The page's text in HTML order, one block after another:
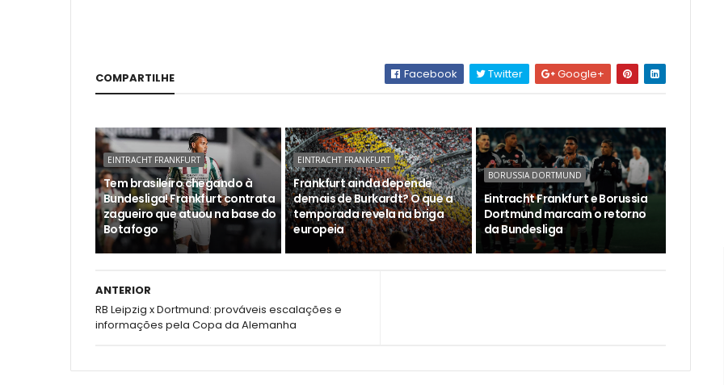
COMPARTILHE Facebook Twitter Google+
EINTRACHT FRANKFURT
Tem brasileiro chegando à
Bundesliga! Frankfurt contrata
zagueiro que atuou na base do
Botafogo
EINTRACHT FRANKFURT
Frankfurt ainda depende
demais de Burkardt? O que a
temporada revela na briga
europeia
BORUSSIA DORTMUND
Eintracht Frankfurt e Borussia
Dortmund marcam o retorno
da Bundesliga
ANTERIOR
RB Leipzig x Dortmund: prováveis escalações e
informações pela Copa da Alemanha